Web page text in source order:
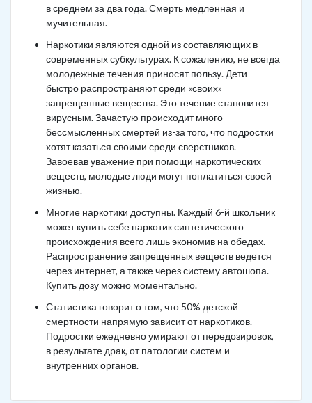
в среднем за два года. Смерть медленная и
мучительная.
Наркотики являются одной из составляющих в
современных субкультурах. К сожалению, не всегда
молодежные течения приносят пользу. Дети
быстро распространяют среди «своих»
запрещенные вещества. Это течение становится
вирусным. Зачастую происходит много
бессмысленных смертей из-за того, что подростки
хотят казаться своими среди сверстников.
Завоевав уважение при помощи наркотических
веществ, молодые люди могут поплатиться своей
жизнью.
Многие наркотики доступны. Каждый 6-й школьник
может купить себе наркотик синтетического
происхождения всего лишь экономив на обедах.
Распространение запрещенных веществ ведется
через интернет, а также через систему автошопа.
Купить дозу можно моментально.
Статистика говорит о том, что 50% детской
смертности напрямую зависит от наркотиков.
Подростки ежедневно умирают от передозировок,
в результате драк, от патологии систем и
внутренних органов.